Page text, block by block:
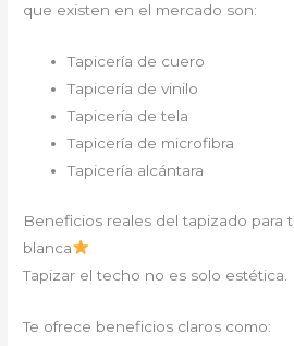
que existen en el mercado son:
Tapicería de cuero
Tapicería de vinilo
Tapicería de tela
Tapicería de microfibra
Tapicería alcántara
Beneficios reales del tapizado para
blanca
Tapizar el techo no es solo estética.
Te ofrece beneficios claros como: